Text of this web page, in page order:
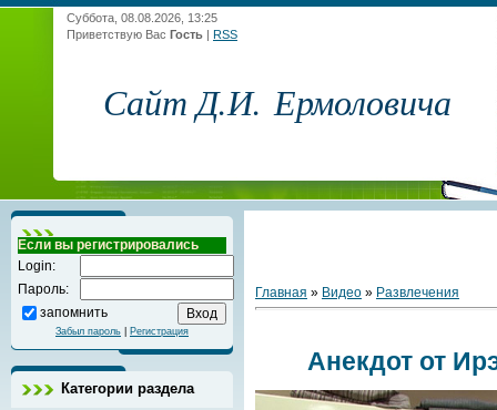
Суббота, 08.08.2026, 13:25
Приветствую Вас Гость | RSS
Сайт Д.И. Ермоловича
Если вы регистрировались
Login:
Пароль:
запомнить
Забыл пароль Регистрация
Категории раздела
Главная » Видео » Развлечения
Анекдот от